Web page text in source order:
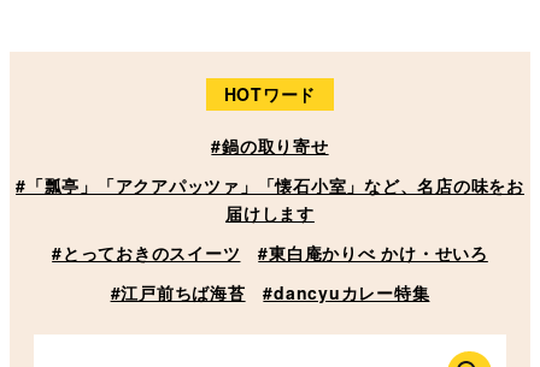
HOTワード
#鍋の取り寄せ
#「瓢亭」「アクアパッツァ」「懐石小室」など、名店の味をお
届けします
#とっておきのスイーツ
#東白庵かりべ かけ・せいろ
#江戸前ちば海苔
#dancyuカレー特集